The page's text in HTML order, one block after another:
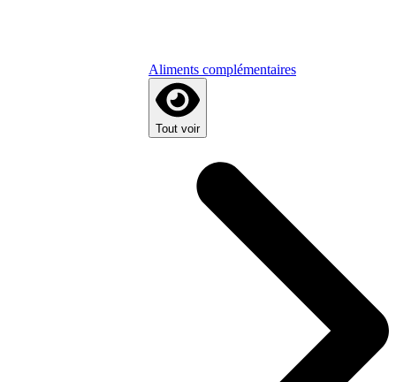
Aliments complémentaires
Tout voir